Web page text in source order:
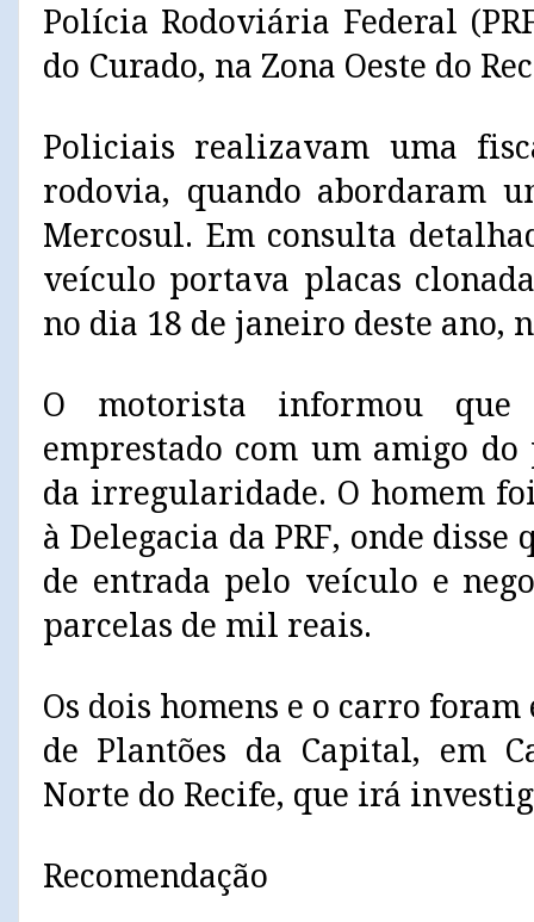
Polícia Rodoviária Federal
do Curado, na Zona Oeste do
Policiais realizavam uma
rodovia, quando abordaram
Mercosul. Em consulta
veículo portava placas
no dia 18 de janeiro deste ano,
O motorista informou
emprestado com um amigo
da irregularidade. O homem
à Delegacia da PRF, onde
de entrada pelo veículo e
parcelas de mil reais.
Os dois homens e o carro
de Plantões da Capital, em
Norte do Recife, que irá
Recomendação